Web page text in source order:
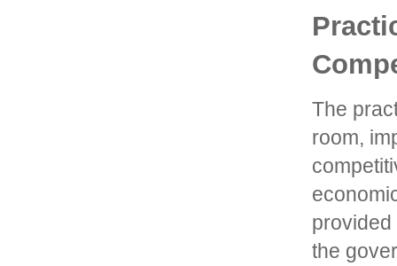
The
room,
the